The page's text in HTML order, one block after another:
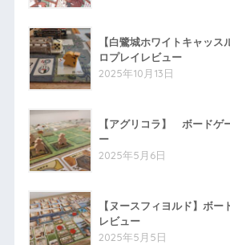
【白鷺城ホワイトキャッ
ロプレイレビュー
2025年10月13日
【アグリコラ】 ボードゲ
ー
2025年5月6日
【ヌースフィヨルド】ボー
レビュー
2025年5月5日